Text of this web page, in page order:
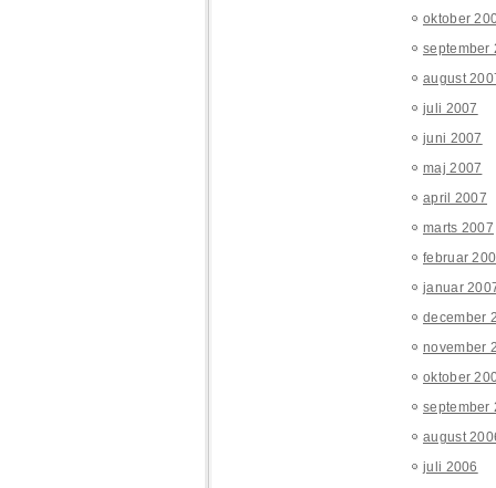
oktober
september
august
juli 2007
juni 2007
maj 2007
april 2007
marts 2007
februar
januar
december
november
oktober
september
august
juli 2006